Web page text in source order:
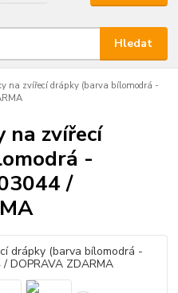
Hledat
na zvířecí drápky (barva bílomodrá -
na zvířecí
-
/